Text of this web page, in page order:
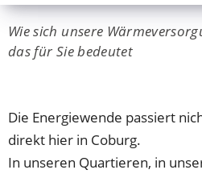
Wie sich unsere
das für Sie bedeutet
Die Energiewende passiert
direkt hier in Coburg.
In unseren Quartieren, in